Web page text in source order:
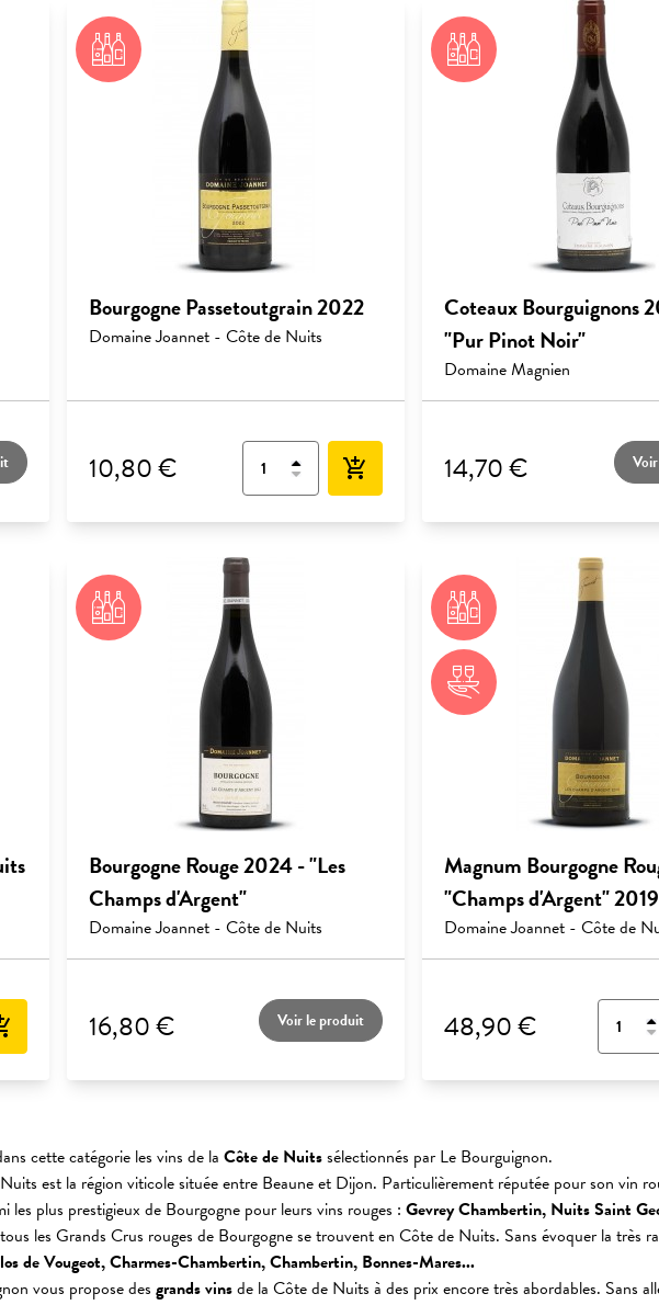
Bourgogne Passetoutgrain 2022
Domaine Joannet - Côte de Nuits
10,80 € add_shopping_cart
Coteaux Bourguignons
"Pur Pinot Noir"
Domaine Magnien
14,70 €
Bourgogne Rouge 2024 - "Les
Champs d'Argent"
Domaine Joannet - Côte de Nuits
16,80 € Voir le produit
Magnum Bourgogne
"Champs d'Argent" 2019
Domaine Joannet - Côte de
48,90 €
cette catégorie les vins de la Côte de Nuitssélectionnés par Le Bourguignon.
est la région viticole située entre Beaune et Dijon. Particulièrement réputée pour son vin
les plus prestigieux de Bourgogne pour leurs vins rouges : Gevrey Chambertin, Nuits Saint
les Grands Crus rouges de Bourgogne se trouvent en Côte de Nuits. Sans évoquer la très
de Vougeot, Charmes-Chambertin, Chambertin, Bonnes-Mares...
vous propose des grands vinsde la Côte de Nuits à des prix encore très abordables. Sans